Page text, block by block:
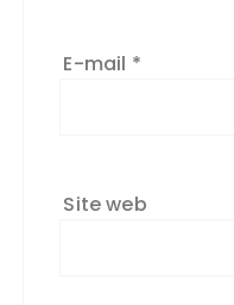
E-mail *
Site web